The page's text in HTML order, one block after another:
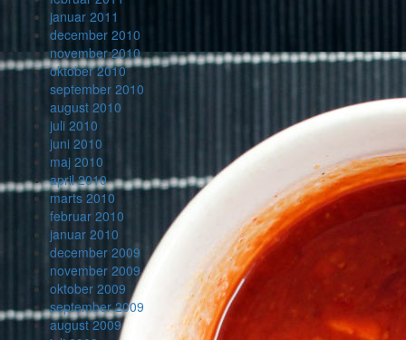
januar 2011
december 2010
november 2010
oktober 2010
september 2010
august 2010
juli 2010
juni 2010
maj 2010
april 2010
marts 2010
februar 2010
januar 2010
december 2009
november 2009
oktober 2009
september 2009
august 2009